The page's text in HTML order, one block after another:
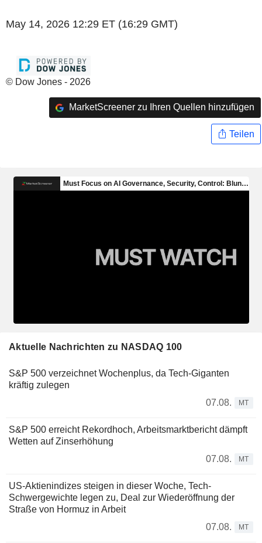
May 14, 2026 12:29 ET (16:29 GMT)
© Dow Jones - 2026
MarketScreener zu Ihren Quellen hinzufügen
Teilen
Aktuelle Nachrichten zu NASDAQ 100
S&P 500 verzeichnet Wochenplus, da Tech-Giganten
kräftig zulegen
07.08.
MT
S&P 500 erreicht Rekordhoch, Arbeitsmarktbericht dämpft
Wetten auf Zinserhöhung
07.08.
MT
US-Aktienindizes steigen in dieser Woche, Tech-
Schwergewichte legen zu, Deal zur Wiederöffnung der
Straße von Hormuz in Arbeit
07.08.
MT